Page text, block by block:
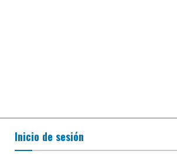
Inicio de sesión